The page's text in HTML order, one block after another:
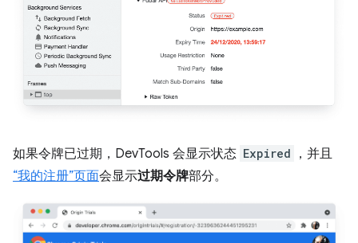
如果令牌已过期，DevTools 会显示状态 Expired
，并且
“我的注册”页面会显示过期令牌部分。